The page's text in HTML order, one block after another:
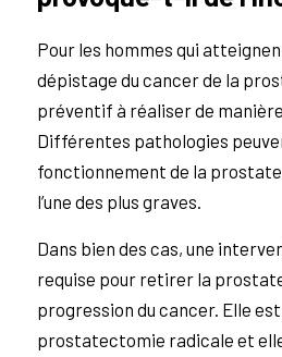
Pour les hommes qui
dépistage du cancer de la
préventif à réaliser de
Différentes pathologies
fonctionnement de la
l’une des plus graves.
Dans bien des cas, une
requise pour retirer la
progression du cancer. Elle
prostatectomie radicale et